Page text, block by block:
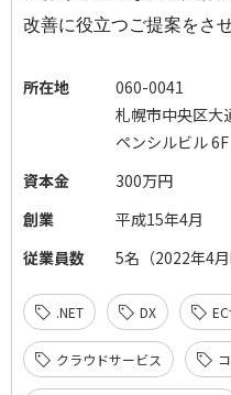
改善に役立つご提案をさ
所在地
060-0041
札幌市中央区
ペンシルビル 6F
資本金
300万円
創業
平成15年4月
従業員数
5名（2022年4月
.NET DX
クラウドサービス